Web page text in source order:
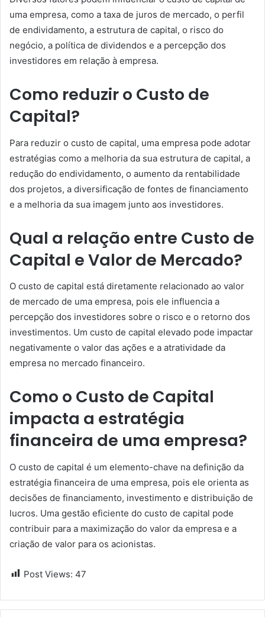
uma empresa, como a taxa de juros de mercado, o perfil
de endividamento, a estrutura de capital, o risco do
negócio, a política de dividendos e a percepção dos
investidores em relação à empresa.
Como reduzir o Custo de
Capital?
Para reduzir o custo de capital, uma empresa pode adotar
estratégias como a melhoria da sua estrutura de capital, a
redução do endividamento, o aumento da rentabilidade
dos projetos, a diversificação de fontes de financiamento
e a melhoria da sua imagem junto aos investidores.
Qual a relação entre Custo de
Capital e Valor de Mercado?
O custo de capital está diretamente relacionado ao valor
de mercado de uma empresa, pois ele influencia a
percepção dos investidores sobre o risco e o retorno dos
investimentos. Um custo de capital elevado pode impactar
negativamente o valor das ações e a atratividade da
empresa no mercado financeiro.
Como o Custo de Capital
impacta a estratégia
financeira de uma empresa?
O custo de capital é um elemento-chave na definição da
estratégia financeira de uma empresa, pois ele orienta as
decisões de financiamento, investimento e distribuição de
lucros. Uma gestão eficiente do custo de capital pode
contribuir para a maximização do valor da empresa e a
criação de valor para os acionistas.
Post Views: 47